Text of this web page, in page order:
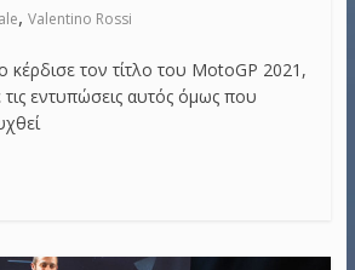
, Valentino Rossi
τον τίτλο του MotoGP 2021,
εντυπώσεις αυτός όμως που